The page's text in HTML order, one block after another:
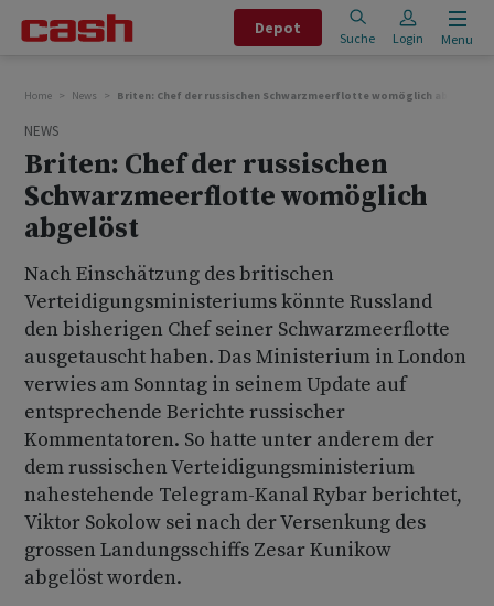
Depot
Suche Login Menu
Home News Briten: Chef der russischen Schwarzmeerflotte womöglich abgelöst
NEWS
Briten: Chef der russischen
Schwarzmeerflotte womöglich
abgelöst
Nach Einschätzung des britischen
Verteidigungsministeriums könnte Russland
den bisherigen Chef seiner Schwarzmeerflotte
ausgetauscht haben. Das Ministerium in London
verwies am Sonntag in seinem Update auf
entsprechende Berichte russischer
Kommentatoren. So hatte unter anderem der
dem russischen Verteidigungsministerium
nahestehende Telegram-Kanal Rybar berichtet,
Viktor Sokolow sei nach der Versenkung des
grossen Landungsschiffs Zesar Kunikow
abgelöst worden.